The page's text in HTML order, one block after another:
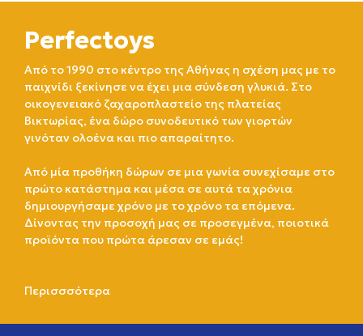
Perfectoys
Από το 1990 στο κέντρο της Αθήνας η σχέση μας με το
παιχνίδι ξεκίνησε να έχει μια σύνδεση γλυκιά. Στο
οικογενειακό ζαχαροπλαστείο της πλατείας
Βικτωρίας, ένα δώρο συνοδευτικό των γιορτών
γινόταν ολοένα και πιο απαραίτητο.
Από μία προθήκη δώρων σε μια γωνία συνεχίσαμε στο
πρώτο κατάστημα και μέσα σε αυτά τα χρόνια
δημιουργήσαμε χρόνο με το χρόνο τα επόμενα.
Δίνοντας την προσοχή μας σε προσεγμένα, ποιοτικά
προϊόντα που πρώτα άρεσαν σε εμάς!
Περισσσότερα